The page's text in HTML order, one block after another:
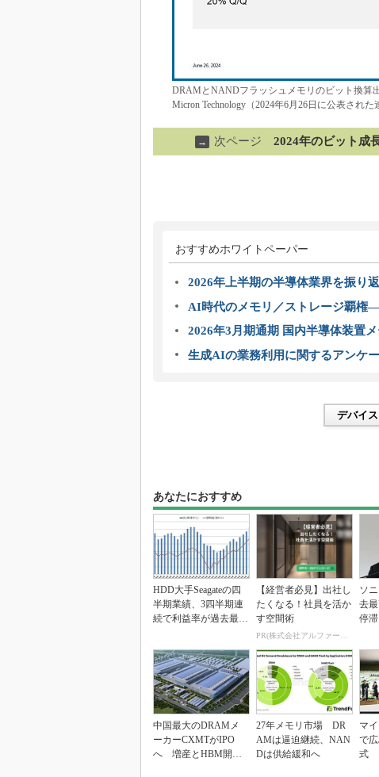
DRAMとNANDフラッシュメモリのビット換算
Micron Technology（2024年6月26日に公表され
→ 次ページ 2024年のビット成
おすすめホワイトペーパー
2026年上半期の半導体業界を振り
AI時代のメモリ／ストレージ覇権
2026年3月期通期 国内半導体装置
生成AIの業務利用に関するアンケ
デバイス
あなたにおすすめ
HDD大手Seagateの四
半期業績、3四半期連
続で利益率が過去最高
【経営者必見】出社し
たくなる！社員を活か
す空間術
PR(株式会社アルファーテクノ)
ソ
去
停
中国最大のDRAMメ
ーカーCXMTがIPO
へ 増産とHBM開発
27年メモリ市場 DR
AMは逼迫継続、NAN
Dは供給緩和へ
マ
で
式